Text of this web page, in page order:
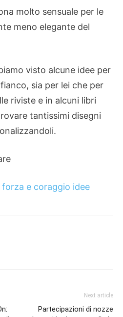
molto sensuale per le
meno elegante del
visto alcune idee per
sia per lei che per
riviste e in alcuni libri
tantissimi disegni
e coraggio idee
Next article
Partecipazioni di nozze